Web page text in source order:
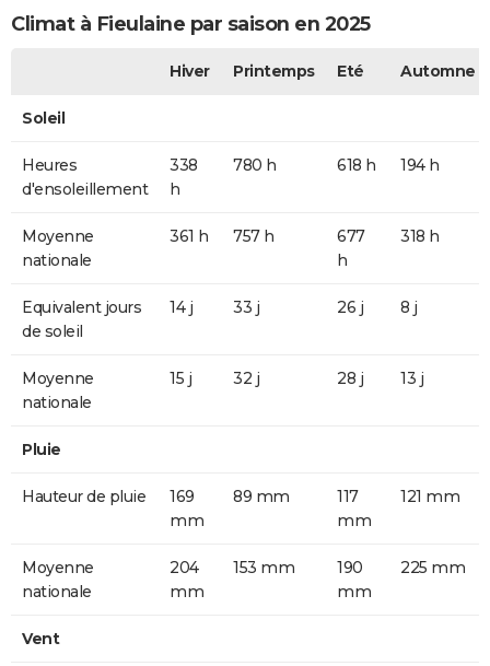
Climat à Fieulaine par saison en 2025
Hiver Printemps Eté Automne
Soleil
Heures
d'ensoleillement
338
h
780 h 618 h 194 h
Moyenne
nationale
361 h 757 h
677
h
318 h
Equivalent jours
de soleil
14 j 33 j 26 j 8 j
Moyenne
nationale
15 j 32 j 28 j 13 j
Pluie
Hauteur de pluie
169
mm
89 mm
117
mm
121 mm
Moyenne
nationale
204
mm
153 mm
190
mm
225 mm
Vent